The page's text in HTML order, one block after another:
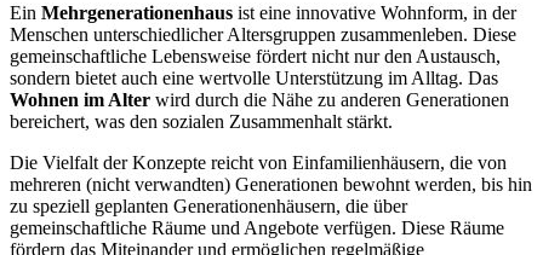
Ein Mehrgenerationenhaus ist eine innovative Wohnform, in der
Menschen unterschiedlicher Altersgruppen zusammenleben. Diese
gemeinschaftliche Lebensweise fördert nicht nur den Austausch,
sondern bietet auch eine wertvolle Unterstützung im Alltag. Das
Wohnen im Alter wird durch die Nähe zu anderen Generationen
bereichert, was den sozialen Zusammenhalt stärkt.
Die Vielfalt der Konzepte reicht von Einfamilienhäusern, die von
mehreren (nicht verwandten) Generationen bewohnt werden, bis hin
zu speziell geplanten Generationenhäusern, die über
gemeinschaftliche Räume und Angebote verfügen. Diese Räume
fördern das Miteinander und ermöglichen regelmäßige